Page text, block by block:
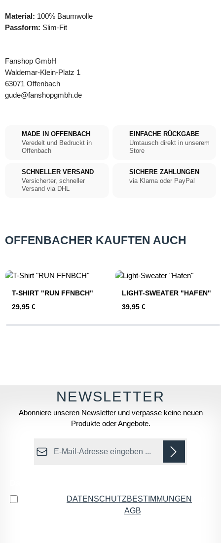
Material: 100% Baumwolle
Passform: Slim-Fit
Fanshop GmbH
Waldemar-Klein-Platz 1
63071 Offenbach
gude@fanshopgmbh.de
MADE IN OFFENBACH
Veredelt und Bedruckt in
Offenbach
EINFACHE RÜCKGABE
Umtausch direkt in unserem
Store
SCHNELLER VERSAND
Versicherter, schneller
Versand via DHL
SICHERE ZAHLUNGEN
via Klarna oder PayPal
OFFENBACHER KAUFTEN AUCH
T-SHIRT "RUN FFNBCH"
Regulärer Preis:
29,95 €
LIGHT-SWEATER "HAFEN"
Regulärer Preis:
39,95 €
Abonniere unseren Newsletter und verpasse keine neuen
Produkte oder Angebote.
E-Mail-Adresse*
DATENSCHUTZBESTIMMUNGEN
AGB